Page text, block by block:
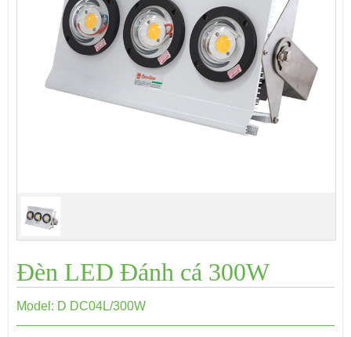
Đèn LED Đánh cá 300W
Model: D DC04L/300W